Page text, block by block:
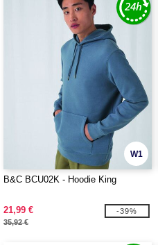
W1
B&C BCU02K - Hoodie King
21,99 €
35,92 €
-39%